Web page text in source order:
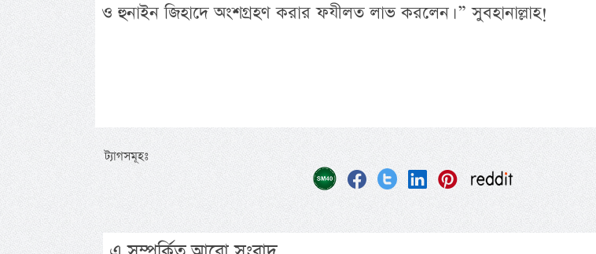
ও হুনাইন জিহাদে অংশগ্রহণ করার ফযীলত লাভ করলেন। ” সুবহানাল্লাহ!
ট্যাগসমূহঃ